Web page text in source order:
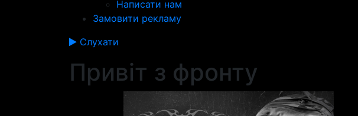
Написати нам
Замовити рекламу
Слухати
Привіт з фронту